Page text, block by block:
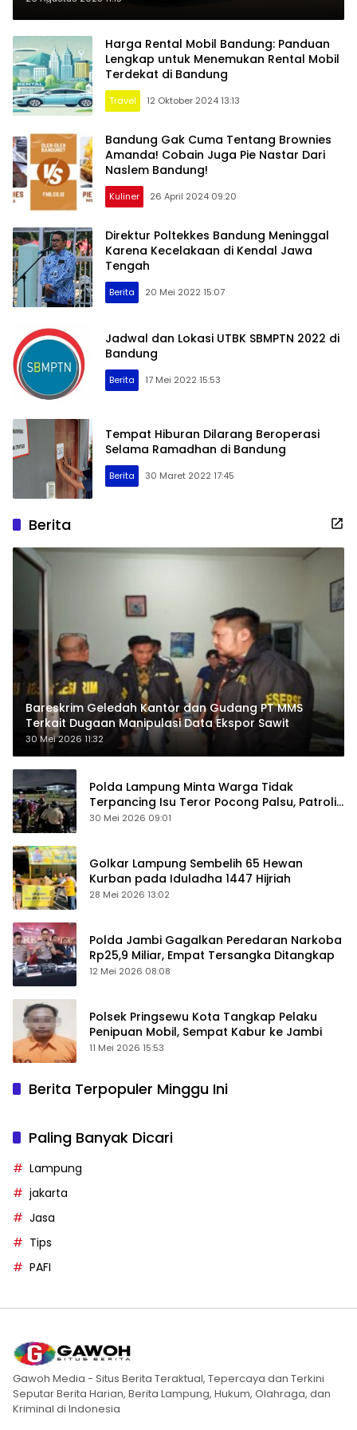
Harga Rental Mobil Bandung: Panduan
Lengkap untuk Menemukan Rental Mobil
Terdekat di Bandung
Travel 12 Oktober 2024 13:13
Bandung Gak Cuma Tentang Brownies
Amanda! Cobain Juga Pie Nastar Dari
Naslem Bandung!
Kuliner 26 April 2024 09:20
Direktur Poltekkes Bandung Meninggal
Karena Kecelakaan di Kendal Jawa
Tengah
Berita 20 Mei 2022 15:07
Jadwal dan Lokasi UTBK SBMPTN 2022 di
Bandung
Berita 17 Mei 2022 15:53
Tempat Hiburan Dilarang Beroperasi
Selama Ramadhan di Bandung
Berita 30 Maret 2022 17:45
Berita
Bareskrim Geledah Kantor dan Gudang PT MMS
Terkait Dugaan Manipulasi Data Ekspor Sawit
30 Mei 2026 11:32
Polda Lampung Minta Warga Tidak
Terpancing Isu Teror Pocong Palsu, Patroli
Keamanan Ditingkatkan
30 Mei 2026 09:01
Golkar Lampung Sembelih 65 Hewan
Kurban pada Iduladha 1447 Hijriah
28 Mei 2026 13:02
Polda Jambi Gagalkan Peredaran Narkoba
Rp25,9 Miliar, Empat Tersangka Ditangkap
12 Mei 2026 08:08
Polsek Pringsewu Kota Tangkap Pelaku
Penipuan Mobil, Sempat Kabur ke Jambi
11 Mei 2026 15:53
Berita Terpopuler Minggu Ini
Paling Banyak Dicari
Lampung
jakarta
Jasa
Tips
PAFI
Gawoh Media - Situs Berita Teraktual, Tepercaya dan Terkini
Seputar Berita Harian, Berita Lampung, Hukum, Olahraga, dan
Kriminal di Indonesia